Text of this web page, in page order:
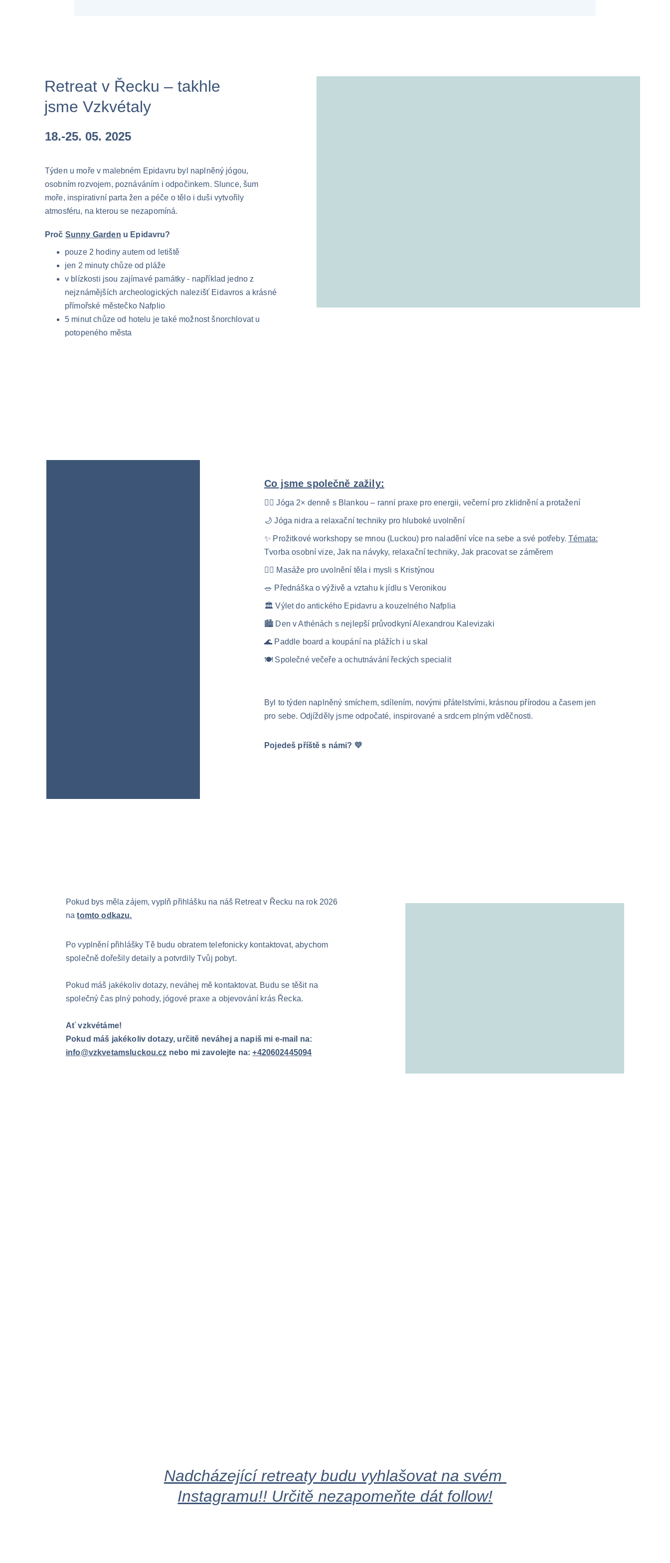
Týden u moře v malebném Epidavru byl naplněný jógou,
osobním rozvojem, poznáváním i odpočinkem. Slunce, šum
moře, inspirativní parta žen a péče o tělo i duši vytvořily
atmosféru, na kterou se nezapomíná.
Retreat v Řecku – takhle
jsme Vzkvétaly
18.-25. 05. 2025
Proč Sunny Garden u Epidavru?
pouze 2 hodiny autem od letiště
jen 2 minuty chůze od pláže
v blízkosti jsou zajímavé památky - například jedno z
nejznámějších archeologických nalezišť Eidavros a krásné
přímořské městečko Nafplio
5 minut chůze od hotelu je také možnost šnorchlovat u
potopeného města
Co jsme společně zažily:
🧘‍♀️ Jóga 2× denně s Blankou – ranní praxe pro energii, večerní pro zklidnění a protažení
🌙 Jóga nidra a relaxační techniky pro hluboké uvolnění
✨ Prožitkové workshopy se mnou (Luckou) pro naladění více na sebe a své potřeby. Témata:
Tvorba osobní vize, Jak na návyky, relaxační techniky, Jak pracovat se záměrem
💆‍♀️ Masáže pro uvolnění těla i mysli s Kristýnou
🥗 Přednáška o výživě a vztahu k jídlu s Veronikou
🏛️ Výlet do antického Epidavru a kouzelného Nafplia
🏙️ Den v Athénách s nejlepší průvodkyní Alexandrou Kalevizaki
🌊 Paddle board a koupání na plážích i u skal
🍽️ Společné večeře a ochutnávání řeckých specialit
Byl to týden naplněný smíchem, sdílením, novými přátelstvími, krásnou přírodou a časem jen
pro sebe. Odjížděly jsme odpočaté, inspirované a srdcem plným vděčnosti.
Pojedeš příště s námi? 💛
Pokud bys měla zájem, vyplň přihlášku na náš Retreat v Řecku na rok 2026
na tomto odkazu.
Po vyplnění přihlášky Tě budu obratem telefonicky kontaktovat, abychom
společně dořešily detaily a potvrdily Tvůj pobyt.
Pokud máš jakékoliv dotazy, neváhej mě kontaktovat. Budu se těšit na
společný čas plný pohody, jógové praxe a objevování krás Řecka.
Ať vzkvétáme!
Pokud máš jakékoliv dotazy, určitě neváhej a napiš mi e-mail na:
info@vzkvetamsluckou.cz nebo mi zavolejte na: +420602445094
Nadcházející retreaty budu vyhlašovat na svém
Instagramu!! Určitě nezapomeňte dát follow!